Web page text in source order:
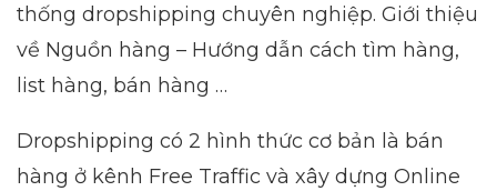
thống dropshipping chuyên nghiệp. Giới thiệu
về Nguồn hàng – Hướng dẫn cách tìm hàng,
list hàng, bán hàng …
Dropshipping có 2 hình thức cơ bản là bán
hàng ở kênh Free Traffic và xây dựng Online